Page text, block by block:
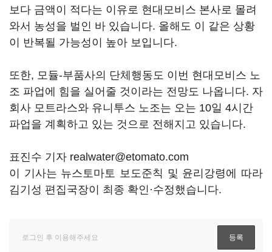
보다 금액이 적다는 이유로 현대모비스 본사로 몰려
와서 농성을 벌인 바 있습니다. 올해도 이 같은 상황
이 반복될 가능성이 높아 보입니다.
또한, 모듈-부품사의 단체행동도 이번 현대모비스 노
조 파업에 힘을 실어줄 것이라는 전망도 나옵니다. 자
회사 모트라스와 유니투스 노조는 오는 10일 4시간
파업을 계획하고 있는 것으로 전해지고 있습니다.
표진수 기자 realwater@etomato.com
이 기사는 뉴스토마토 보도준칙 및 윤리강령에 따라
김기성 편집국장이 최종 확인·수정했습니다.